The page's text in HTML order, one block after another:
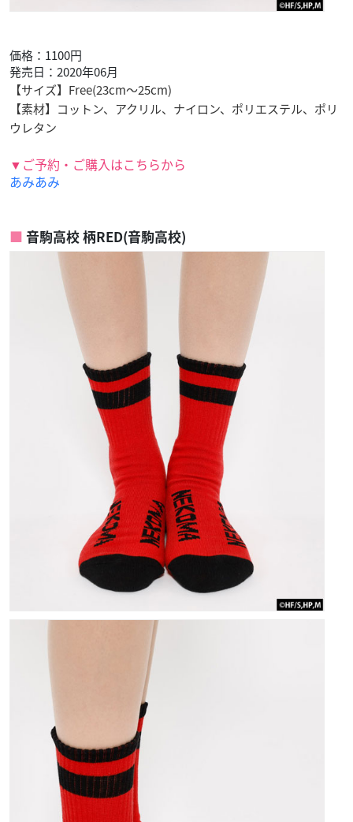
価格：1100円
発売日：2020年06月
【サイズ】Free(23cm～25cm)
【素材】コットン、アクリル、ナイロン、ポリエステル、ポリ
ウレタン
▼ご予約・ご購入はこちらから
あみあみ
音駒高校 柄RED(音駒高校)